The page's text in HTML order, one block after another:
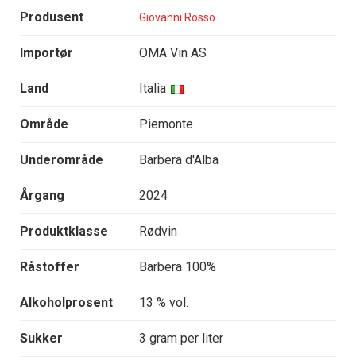
Produsent Giovanni Rosso
Importør OMA Vin AS
Land Italia
Område Piemonte
Underområde Barbera d'Alba
Årgang 2024
Produktklasse Rødvin
Råstoffer Barbera 100%
Alkoholprosent 13 % vol.
Sukker 3 gram per liter